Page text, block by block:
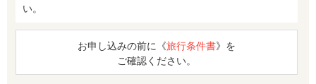
い。
お申し込みの前に《旅行条件書》を
ご確認ください。